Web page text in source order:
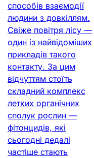
способів взаємодії
людини з довкіллям.
Свіже повітря лісу —
один із найвідоміших
прикладів такого
контакту. За цим
відчуттям стоїть
складний комплекс
летких органічних
сполук рослин —
фітонцидів, які
сьогодні дедалі
частіше стають